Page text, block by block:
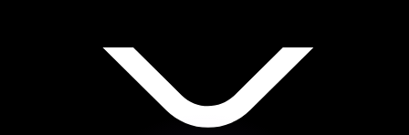
Gebühren. Heute herunterladen!